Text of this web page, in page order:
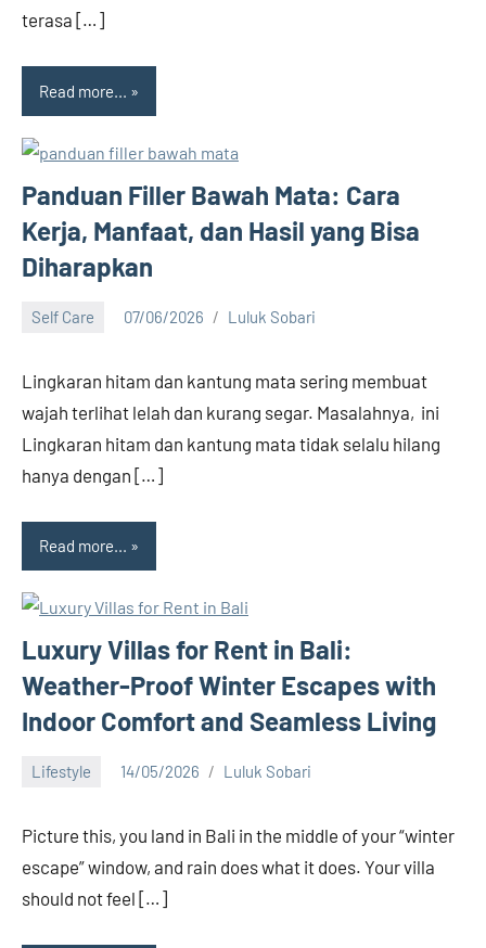
terasa […]
Read more...
Panduan Filler Bawah Mata: Cara
Kerja, Manfaat, dan Hasil yang Bisa
Diharapkan
Self Care 07/06/2026 Luluk Sobari
Lingkaran hitam dan kantung mata sering membuat
wajah terlihat lelah dan kurang segar. Masalahnya, ini
Lingkaran hitam dan kantung mata tidak selalu hilang
hanya dengan […]
Read more...
Luxury Villas for Rent in Bali:
Weather-Proof Winter Escapes with
Indoor Comfort and Seamless Living
Lifestyle 14/05/2026 Luluk Sobari
Picture this, you land in Bali in the middle of your “winter
escape” window, and rain does what it does. Your villa
should not feel […]